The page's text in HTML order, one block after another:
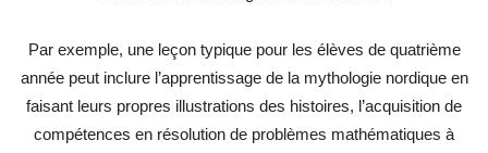
Par exemple, une leçon typique pour les élèves de quatrième
année peut inclure l’apprentissage de la mythologie nordique en
faisant leurs propres illustrations des histoires, l’acquisition de
compétences en résolution de problèmes mathématiques à